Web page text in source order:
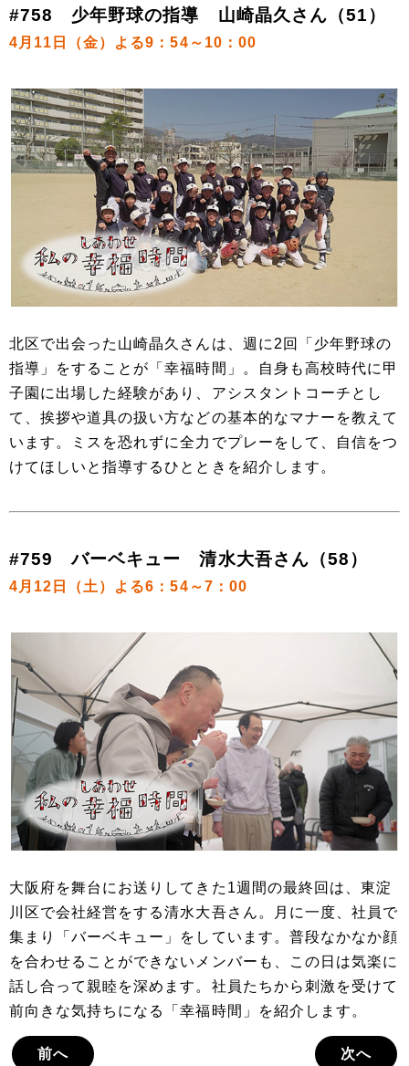
#758 少年野球の指導 山崎晶久さん（51）
4月11日（金）よる9：54～10：00
北区で出会った山崎晶久さんは、週に2回「少年野球の
指導」をすることが「幸福時間」。自身も高校時代に甲
子園に出場した経験があり、アシスタントコーチとし
て、挨拶や道具の扱い方などの基本的なマナーを教えて
います。ミスを恐れずに全力でプレーをして、自信をつ
けてほしいと指導するひとときを紹介します。
#759 バーベキュー 清水大吾さん（58）
4月12日（土）よる6：54～7：00
大阪府を舞台にお送りしてきた1週間の最終回は、東淀
川区で会社経営をする清水大吾さん。月に一度、社員で
集まり「バーベキュー」をしています。普段なかなか顔
を合わせることができないメンバーも、この日は気楽に
話し合って親睦を深めます。社員たちから刺激を受けて
前向きな気持ちになる「幸福時間」を紹介します。
前へ 次へ